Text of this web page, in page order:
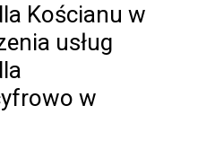
Kościanu w
usług
w